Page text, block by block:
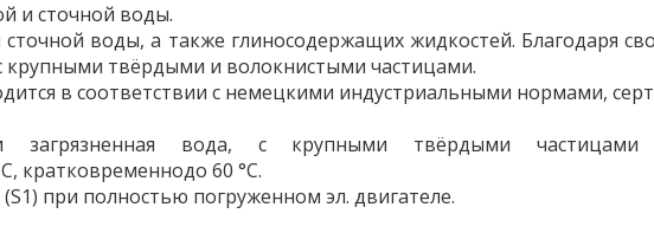
и сточной воды.
воды, а также глиносодержащих жидкостей. Благодаря
крупными твёрдыми и волокнистыми частицами.
в соответствии с немецкими индустриальными нормами,
вода, с крупными твёрдыми частицами
кратковременнодо 60 °C.
при полностью погруженном эл. двигателе.